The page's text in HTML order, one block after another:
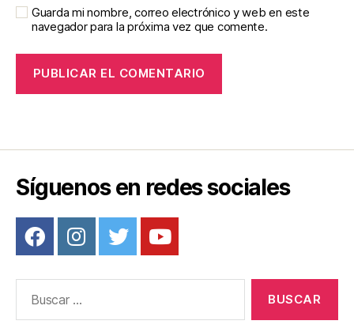
Guarda mi nombre, correo electrónico y web en este
navegador para la próxima vez que comente.
Síguenos en redes sociales